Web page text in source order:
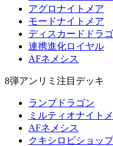
アグロナイトメア
モードナイトメア
ディスカードドラ
連携進化ロイヤル
AFネメシス
8弾アンリミ注目デッキ
ランプドラゴン
ミルティオナイト
AFネメシス
クキシロビショップ